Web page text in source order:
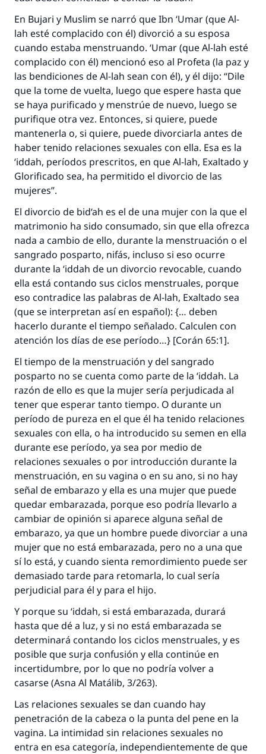
En Bujari y Muslim se narró que Ibn ‘Umar (que Al-
lah esté complacido con él) divorció a su esposa
cuando estaba menstruando. ‘Umar (que Al-lah esté
complacido con él) mencionó eso al Profeta (la paz y
las bendiciones de Al-lah sean con él), y él dijo: “Dile
que la tome de vuelta, luego que espere hasta que
se haya purificado y menstrúe de nuevo, luego se
purifique otra vez. Entonces, si quiere, puede
mantenerla o, si quiere, puede divorciarla antes de
haber tenido relaciones sexuales con ella. Esa es la
‘iddah, períodos prescritos, en que Al-lah, Exaltado y
Glorificado sea, ha permitido el divorcio de las
mujeres”.
El divorcio de bid‘ah es el de una mujer con la que el
matrimonio ha sido consumado, sin que ella ofrezca
nada a cambio de ello, durante la menstruación o el
sangrado posparto, nifás, incluso si eso ocurre
durante la ‘iddah de un divorcio revocable, cuando
ella está contando sus ciclos menstruales, porque
eso contradice las palabras de Al-lah, Exaltado sea
(que se interpretan así en español): {… deben
hacerlo durante el tiempo señalado. Calculen con
atención los días de ese período…} [Corán 65:1].
El tiempo de la menstruación y del sangrado
posparto no se cuenta como parte de la ‘iddah. La
razón de ello es que la mujer sería perjudicada al
tener que esperar tanto tiempo. O durante un
período de pureza en el que él ha tenido relaciones
sexuales con ella, o ha introducido su semen en ella
durante ese período, ya sea por medio de
relaciones sexuales o por introducción durante la
menstruación, en su vagina o en su ano, si no hay
señal de embarazo y ella es una mujer que puede
quedar embarazada, porque eso podría llevarlo a
cambiar de opinión si aparece alguna señal de
embarazo, ya que un hombre puede divorciar a una
mujer que no está embarazada, pero no a una que
sí lo está, y cuando sienta remordimiento puede ser
demasiado tarde para retomarla, lo cual sería
perjudicial para él y para el hijo.
Y porque su ‘iddah, si está embarazada, durará
hasta que dé a luz, y si no está embarazada se
determinará contando los ciclos menstruales, y es
posible que surja confusión y ella continúe en
incertidumbre, por lo que no podría volver a
casarse (Asna Al Matálib, 3/263).
Las relaciones sexuales se dan cuando hay
penetración de la cabeza o la punta del pene en la
vagina. La intimidad sin relaciones sexuales no
entra en esa categoría, independientemente de que